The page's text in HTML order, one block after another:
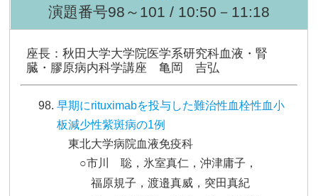
演題番号98～101 / 10:50－11:18
座長：秋田大学大学院医学系研究科血液・腎
臓・膠原病内科学講座 亀岡 吉弘
早期にrituximabを投与した難治性血栓性血小
板減少性紫斑病の1例
東北大学病院血液免疫科
○市川 聡，氷室真仁，沖津庸子，
福原規子，渡邉真威，突田真紀